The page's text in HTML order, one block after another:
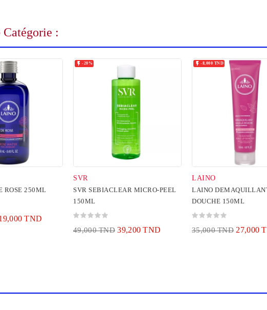
:
ROSE 250ML
TND
 -20%
SVR
SVR SEBIACLEAR MICRO-PEEL
150ML
49,000 TND 39,200 TND
 -8,000 TND
LAINO
LAINO
DOUCHE 150ML
35,000 TND 27,000